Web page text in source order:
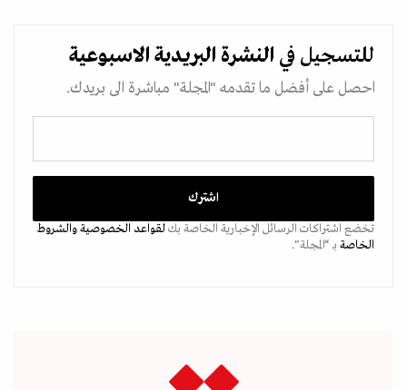
للتسجيل في النشرة البريدية الاسبوعية
احصل على أفضل ما تقدمه "المجلة" مباشرة الى بريدك.
تخضع اشتراكات الرسائل الإخبارية الخاصة بكلقواعد الخصوصيةوالشروط
الخاصة بـ “المجلة".